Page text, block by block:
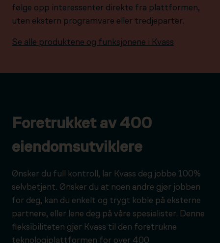
følge opp interessenter direkte fra plattformen,
uten ekstern programvare eller tredjeparter.
Se alle produktene og funksjonene i Kvass
Foretrukket av 400
eiendomsutviklere
Ønsker du full kontroll, lar Kvass deg jobbe 100%
selvbetjent. Ønsker du at noen andre gjør jobben
for deg, kan du enkelt og trygt koble på eksterne
partnere, eller lene deg på våre spesialister. Denne
fleksibiliteten gjør Kvass til den foretrukne
teknologiplattformen for over 400